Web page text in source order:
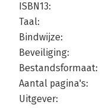
ISBN13:
Taal:
Bindwijze:
Beveiliging:
Bestandsformaat:
Aantal pagina's:
Uitgever: